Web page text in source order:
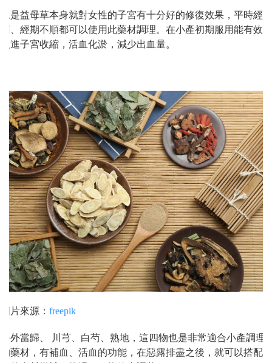
像是益母草本身就對女性的子宮有十分好的修復效果，平時經
痛、經期不順都可以使用此藥材調理。在小產初期服用能有效
促進子宮收縮，活血化淤，減少出血量。
圖片來源：freepik
另外當歸、 川芎、白芍、熟地，這四物也是非常適合小產調理
的藥材，有補血、活血的功能，在惡露排盡之後，就可以搭配